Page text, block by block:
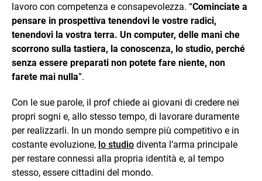
lavoro con competenza e consapevolezza. “Cominciate a
pensare in prospettiva tenendovi le vostre radici,
tenendovi la vostra terra. Un computer, delle mani che
scorrono sulla tastiera, la conoscenza, lo studio, perché
senza essere preparati non potete fare niente, non
farete mai nulla”.
Con le sue parole, il prof chiede ai giovani di credere nei
propri sogni e, allo stesso tempo, di lavorare duramente
per realizzarli. In un mondo sempre più competitivo e in
costante evoluzione, lo studio diventa l’arma principale
per restare connessi alla propria identità e, al tempo
stesso, essere cittadini del mondo.